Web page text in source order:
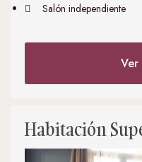
Salón independiente
Habitación